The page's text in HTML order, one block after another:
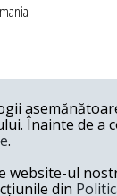
Înainte de a
.
website-ul
din